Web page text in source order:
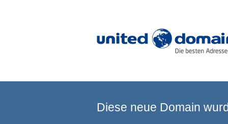
Diese neue Domain